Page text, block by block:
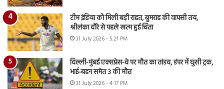
टीम इंडिया को मिली बड़ी राहत, बुमराह की वापसी तय,
श्रीलंका दौरे से पहले खत्म हुई चिंता
31 July 2026 - 5:21 PM
दिल्ली-मुंबई एक्सप्रेस-वे पर मौत का तांडव, डंपर में घुसी ट्रक,
भाई-बहन समेत 3 की मौत
31 July 2026 - 4:17 PM